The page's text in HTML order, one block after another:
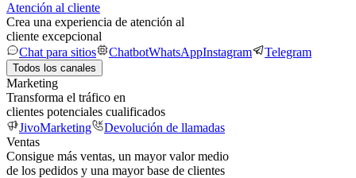
Atención al cliente
Crea una experiencia de atención al
cliente excepcional
Chat para sitios
ChatbotWhatsAppInstagram Telegram
Todos los canales
Marketing
Transforma el tráfico en
clientes potenciales cualificados
JivoMarketing
Devolución de llamadas
Ventas
Consigue más ventas, un mayor valor medio
de los pedidos y una mayor base de clientes